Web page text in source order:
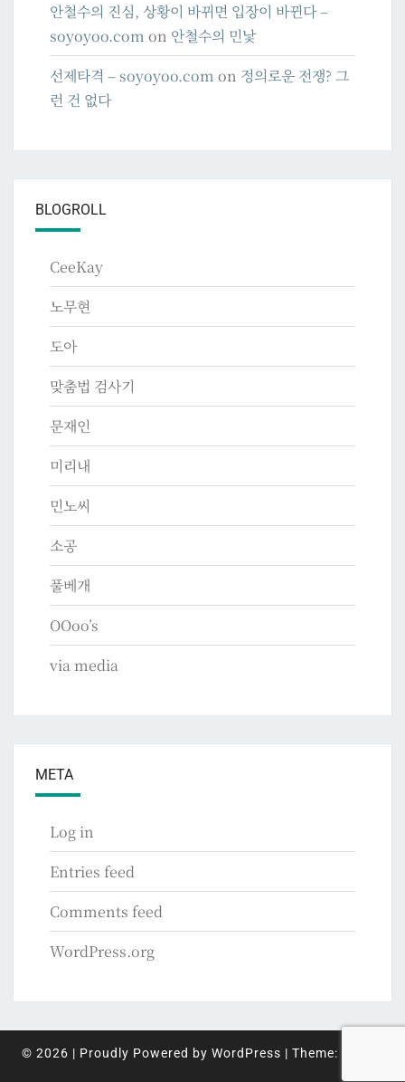
안철수의 진심, 상황이 바뀌면 입장이 바뀐다 –
soyoyoo.com on 안철수의 민낯
선제타격 – soyoyoo.com on 정의로운 전쟁? 그
런 건 없다
BLOGROLL
CeeKay
노무현
도아
맞춤법 검사기
문재인
미리내
민노씨
소공
풀베개
OOoo’s
via media
META
Log in
Entries feed
Comments feed
WordPress.org
© 2026 | Proudly Powered by WordPress | Theme: